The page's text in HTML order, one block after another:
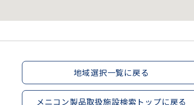
地域選択一覧に戻る
メニコン製品取扱施設検索トップに戻る